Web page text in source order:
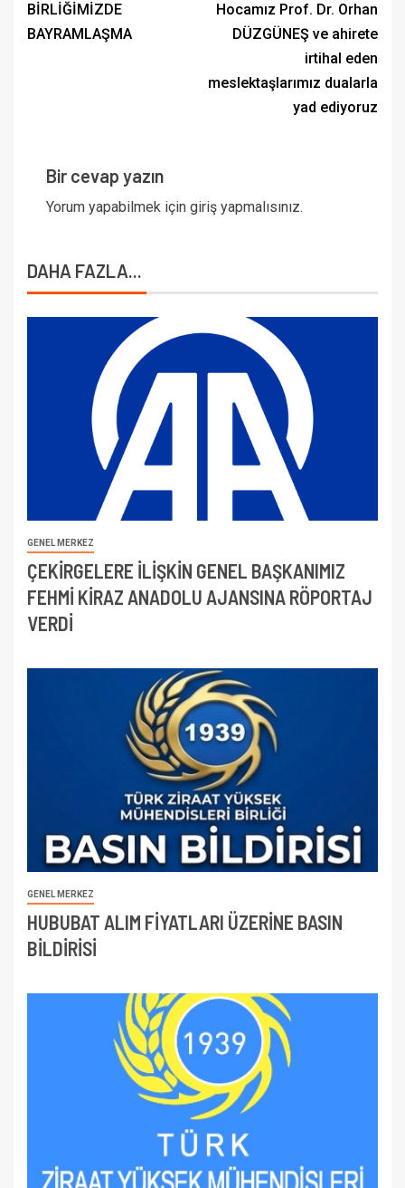
BİRLİĞİMİZDE
BAYRAMLAŞMA
Hocamız Prof. Dr. Orhan
DÜZGÜNEŞ ve ahirete
irtihal eden
meslektaşlarımız dualarla
yad ediyoruz
Bir cevap yazın
Yorum yapabilmek için giriş yapmalısınız.
DAHA FAZLA...
GENEL MERKEZ
ÇEKİRGELERE İLİŞKİN GENEL BAŞKANIMIZ
FEHMİ KİRAZ ANADOLU AJANSINA RÖPORTAJ
VERDİ
GENEL MERKEZ
HUBUBAT ALIM FİYATLARI ÜZERİNE BASIN
BİLDİRİSİ